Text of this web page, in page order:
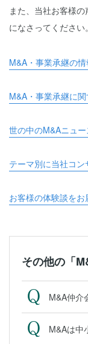
また、当社お客様
になさってください。
M&A・事業承継の
M&A・事業承継に
世の中のM&Aニュ
テーマ別に当社コ
お客様の体験談をお
その他の「
M&A仲介
M&Aは中